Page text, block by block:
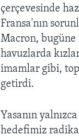
çerçevesinde
Fransa'nın
Macron,
havuzlarda
imamlar gibi,
getirdi.
Yasanın
hedefimiz